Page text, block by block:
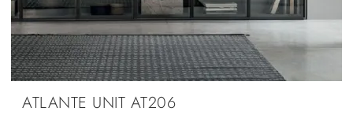
ATLANTE UNIT AT206